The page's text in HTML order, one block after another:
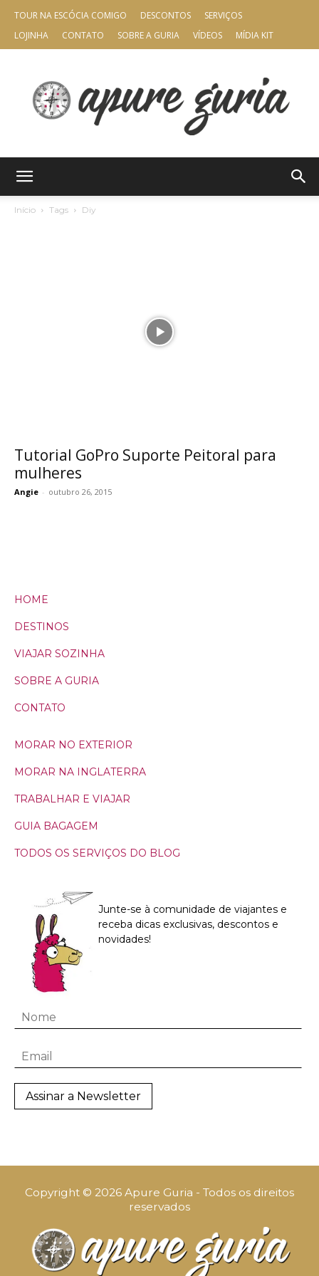
TOUR NA ESCÓCIA COMIGO DESCONTOS
SERVIÇOS
LOJINHA
CONTATO SOBRE A GURIA VÍDEOS MÍDIA KIT
Início Tags Diy
Tutorial GoPro Suporte Peitoral para
mulheres
Angie - outubro 26, 2015
HOME
DESTINOS
VIAJAR SOZINHA
SOBRE A GURIA
CONTATO
MORAR NO EXTERIOR
MORAR NA INGLATERRA
TRABALHAR E VIAJAR
GUIA BAGAGEM
TODOS OS SERVIÇOS DO BLOG
Junte-se à comunidade de viajantes e
receba dicas exclusivas, descontos e
novidades!
Copyright © 2026 Apure Guria - Todos os direitos
reservados